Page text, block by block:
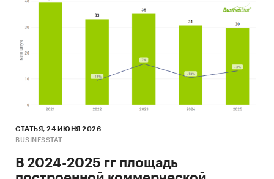
текущим реалиям.
За 9 лет работы «Амикрон-консалтинг»:
− Подготовлено свыше 800 исследований с
аналитикой и прогнозами развития рынков
стройматериалов и строительства;
специализированных и научных изданиях,
«Коммерсантъ», «Эксперт», «Экономика
«Строительная газета», «АСН-инфо»,
«Строительный Еженедельник» и многих
СТАТЬЯ, 24 ИЮНЯ 2026
BUSINESSTAT
В 2024-2025 гг площадь